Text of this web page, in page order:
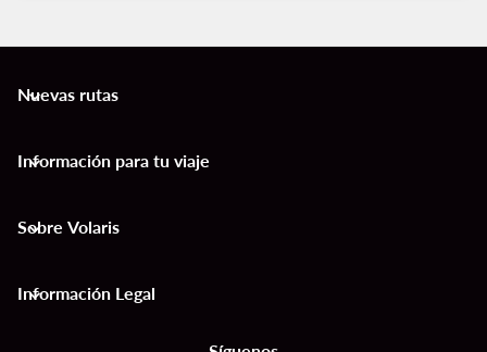
Nuevas rutas
keyboard_arrow_down
Información para tu viaje
keyboard_arrow_down
Sobre Volaris
keyboard_arrow_down
Información Legal
keyboard_arrow_down